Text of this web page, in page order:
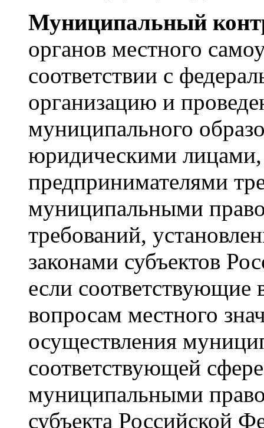
Муниципальный
органов местного
соответствии с
организацию и
муниципального
юридическими
предпринимателями
муниципальными
требований,
законами субъектов
если соответствующие
вопросам местного
осуществления
соответствующей
муниципальными
субъекта Российской